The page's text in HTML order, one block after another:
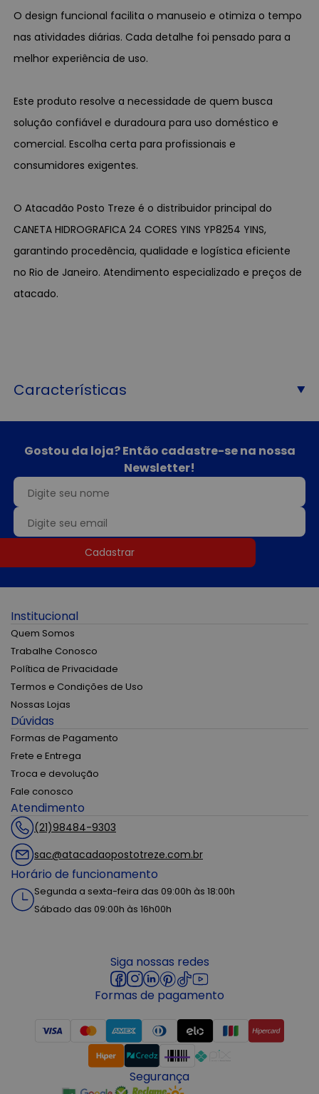
O design funcional facilita o manuseio e otimiza o tempo
nas atividades diárias. Cada detalhe foi pensado para a
melhor experiência de uso.
Este produto resolve a necessidade de quem busca
solução confiável e duradoura para uso doméstico e
comercial. Escolha certa para profissionais e
consumidores exigentes.
O Atacadão Posto Treze é o distribuidor principal do
CANETA HIDROGRAFICA 24 CORES YINS YP8254 YINS,
garantindo procedência, qualidade e logística eficiente
no Rio de Janeiro. Atendimento especializado e preços de
atacado.
Características
Gostou da loja? Então cadastre-se na nossa
Newsletter!
Cadastrar
Institucional
Quem Somos
Trabalhe Conosco
Política de Privacidade
Termos e Condições de Uso
Nossas Lojas
Dúvidas
Formas de Pagamento
Frete e Entrega
Troca e devolução
Fale conosco
Atendimento
(21)98484-9303
sac@atacadaopostotreze.com.br
Horário de funcionamento
Segunda a sexta-feira das 09:00h às 18:00h
Sábado das 09:00h às 16h00h
Siga nossas redes
Formas de pagamento
Segurança